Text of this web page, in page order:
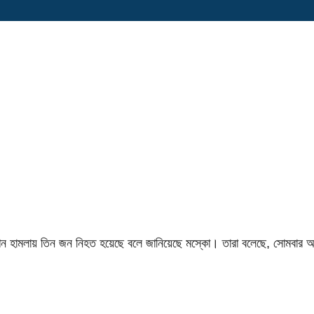
হামলায় তিন জন নিহত হয়েছে বলে জানিয়েছে মস্কো। তারা বলেছে,